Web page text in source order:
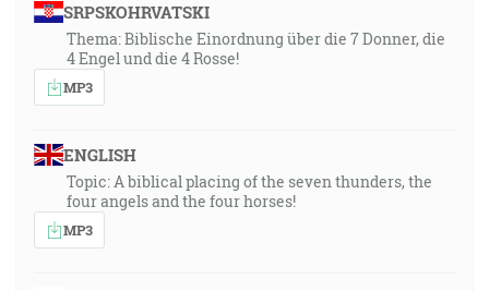
SRPSKOHRVATSKI
Thema: Biblische Einordnung über die 7 Donner, die
4 Engel und die 4 Rosse!
MP3
ENGLISH
Topic: A biblical placing of the seven thunders, the
four angels and the four horses!
MP3